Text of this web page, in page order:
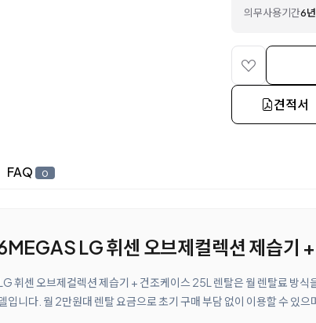
의무사용기간6년
견적서
FAQ 0
LG 휘센 오브제컬렉션 제습기
휘센 오브제컬렉션 제습기 + 건조케이스 25L 렌탈은 월 렌탈료 방식
입니다. 월 2만원대 렌탈 요금으로 초기 구매 부담 없이 이용할 수 있으